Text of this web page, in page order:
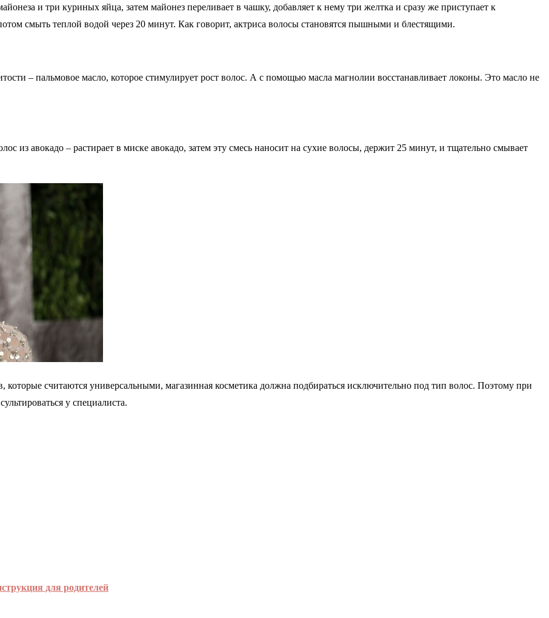
и три куриных яйца, затем майонез переливает в чашку, добавляет к нему три желтка и сразу же приступает к
смыть теплой водой через 20 минут. Как говорит, актриса волосы становятся пышными и блестящими.
– пальмовое масло, которое стимулирует рост волос. А с помощью масла магнолии восстанавливает локоны. Это масло не
из авокадо – растирает в миске авокадо, затем эту смесь наносит на сухие волосы, держит 25 минут, и тщательно смывает
считаются универсальными, магазинная косметика должна подбираться исключительно под тип волос. Поэтому при
у специалиста.
для родителей